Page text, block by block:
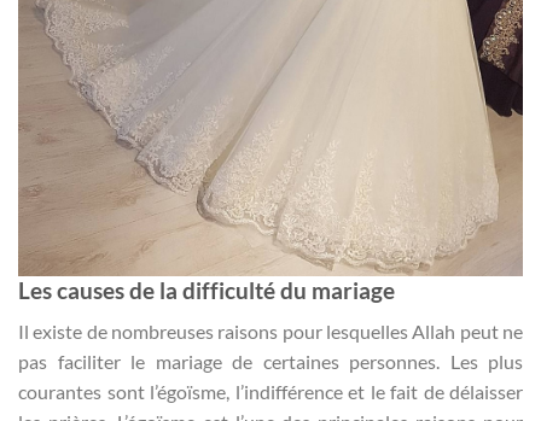
Les causes de la difficulté du mariage
Il existe de nombreuses raisons pour lesquelles Allah peut ne
pas faciliter le mariage de certaines personnes. Les plus
courantes sont l’égoïsme, l’indifférence et le fait de délaisser